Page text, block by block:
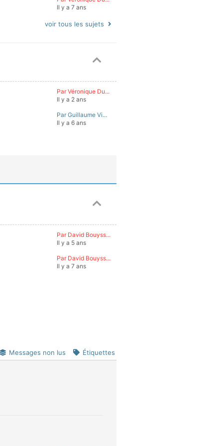
Il y a 7 ans
voir tous les sujets
Par Véronique Du...
Il y a 2 ans
Par Guillaume Vi...
Il y a 6 ans
Par David Bouyss...
Il y a 5 ans
Par David Bouyss...
Il y a 7 ans
Messages non lus Étiquettes